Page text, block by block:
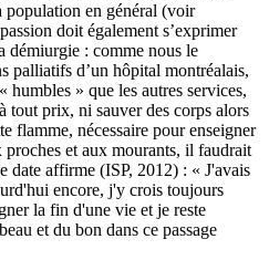
population en général (voir
doit également s’exprimer
démiurgie : comme nous le
palliatifs d’un hôpital montréalais,
humbles » que les autres services,
tout prix, ni sauver des corps alors
flamme, nécessaire pour enseigner
et aux mourants, il faudrait
date affirme (ISP, 2012) : « J'avais
encore, j'y crois toujours
la fin d'une vie et je reste
et du bon dans ce passage